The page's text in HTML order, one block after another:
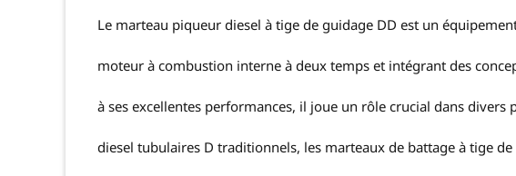
Le marteau piqueur diesel à tige de guidage DD est un
moteur à combustion interne à deux temps et intégrant des
à ses excellentes performances, il joue un rôle crucial dans
diesel tubulaires D traditionnels, les marteaux de battage à tige